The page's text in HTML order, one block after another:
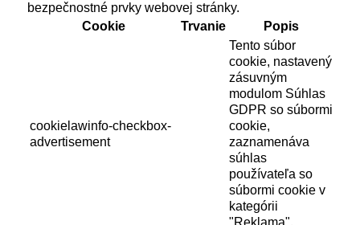
bezpečnostné prvky webovej stránky.
Cookie
Trvanie Popis
cookielawinfo-checkbox-
advertisement
Tento súbor
cookie, nastavený
zásuvným
modulom Súhlas
GDPR so súbormi
cookie,
zaznamenáva
súhlas
používateľa so
súbormi cookie v
kategórii